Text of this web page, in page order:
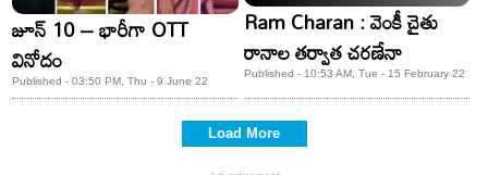
జూన్ 10 – భారీగా OTT
వినోదం
Published - 03:50 PM, Thu - 9 June 22
Ram Charan : వెంకీ చైతు
రానాల తర్వాత చరణేనా
Published - 10:53 AM, Tue - 15 February 22
Load More